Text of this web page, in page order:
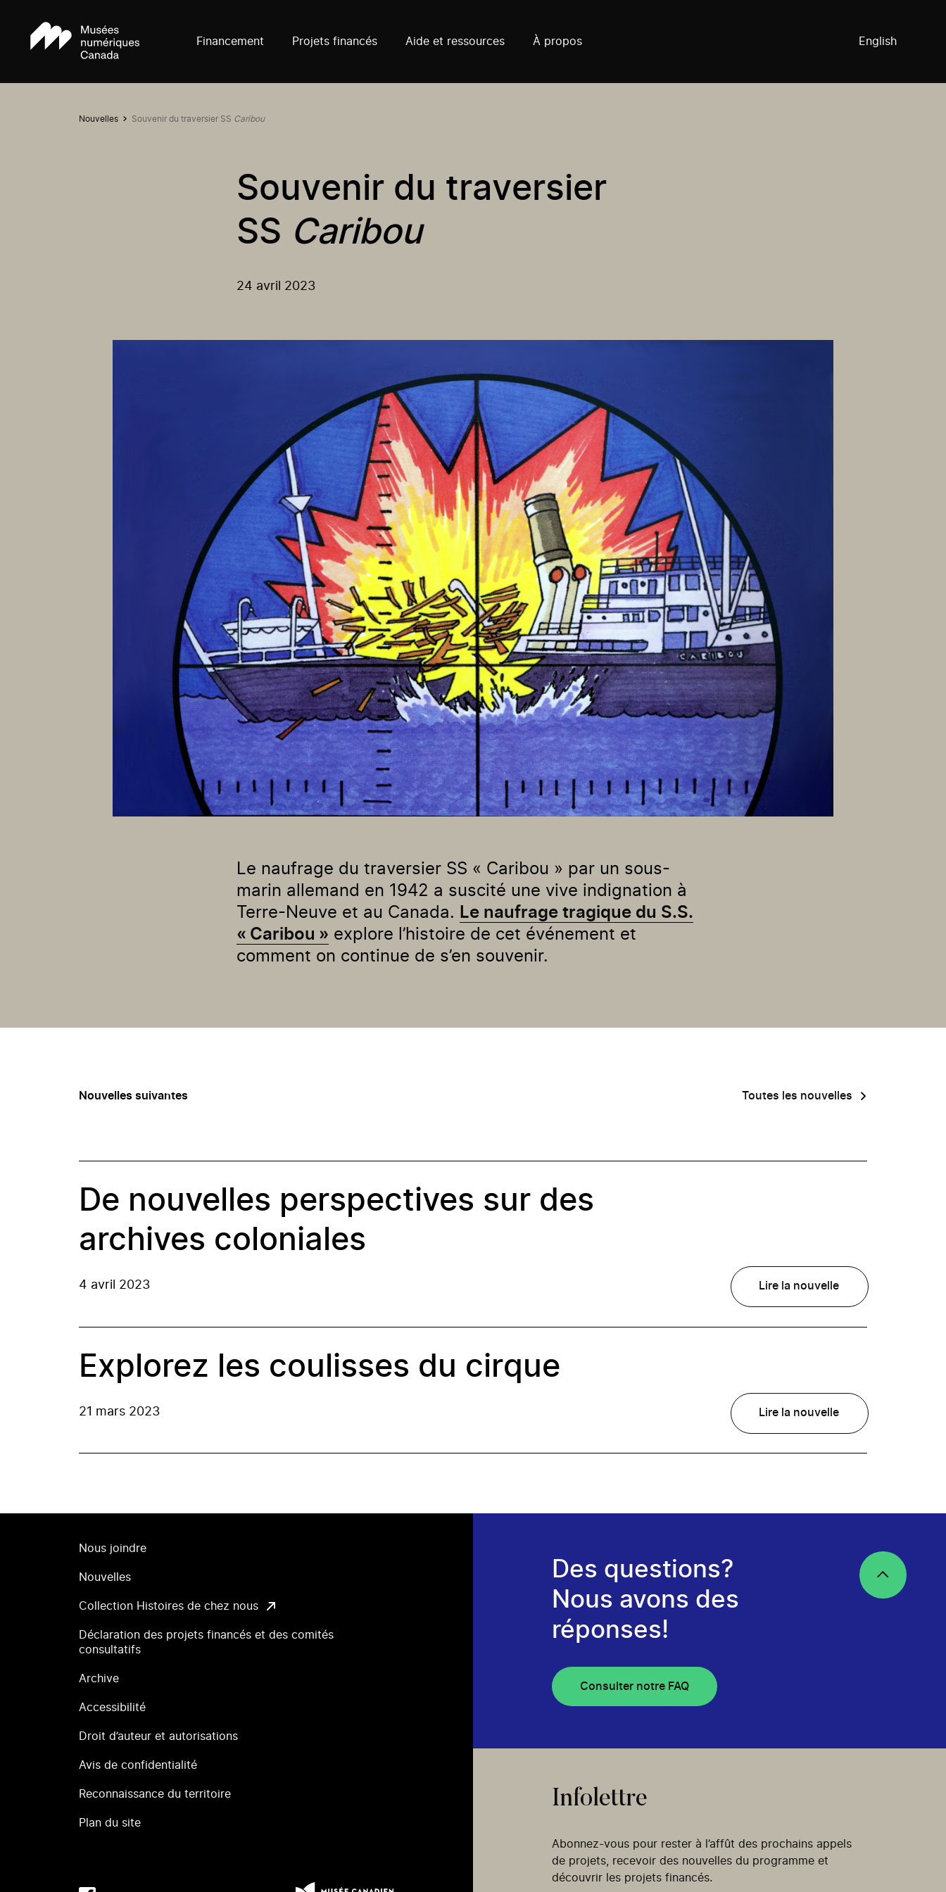
Financement Projets financés Aide et ressources À propos English
Nouvelles Souvenir du traversier SS Caribou
Souvenir du traversier
SS Caribou
24 avril 2023
Le naufrage du traversier SS « Caribou » par un sous-
marin allemand en 1942 a suscité une vive indignation à
Terre-Neuve et au Canada. Le naufrage tragique du S.S.
« Caribou » explore l’histoire de cet événement et
comment on continue de s’en souvenir.
Nouvelles suivantes Toutes les nouvelles
De nouvelles perspectives sur des
archives coloniales
4 avril 2023 Lire la nouvelle
Explorez les coulisses du cirque
21 mars 2023 Lire la nouvelle
Nous joindre
Nouvelles
Collection Histoires de chez nous
Déclaration des projets financés et des comités
consultatifs
Archive
Accessibilité
Droit d’auteur et autorisations
Avis de confidentialité
Reconnaissance du territoire
Plan du site
Des questions?
Nous avons des
réponses!
Consulter notre FAQ
Infolettre
Abonnez-vous pour rester à l’affût des prochains appels
de projets, recevoir des nouvelles du programme et
découvrir les projets financés.